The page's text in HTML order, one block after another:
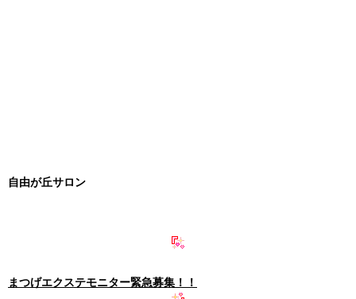
自由が丘サロン
まつげエクステモニター緊急募集！！